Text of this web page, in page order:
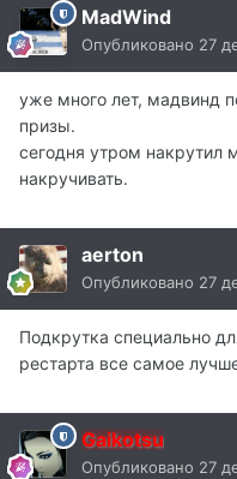
MadWind
Опубликовано 27
уже много лет, мадвинд
призы.
сегодня утром накрутил
накручивать.
aerton
Опубликовано 27
Подкрутка специально
рестарта все самое
Gaikotsu
Опубликовано 27